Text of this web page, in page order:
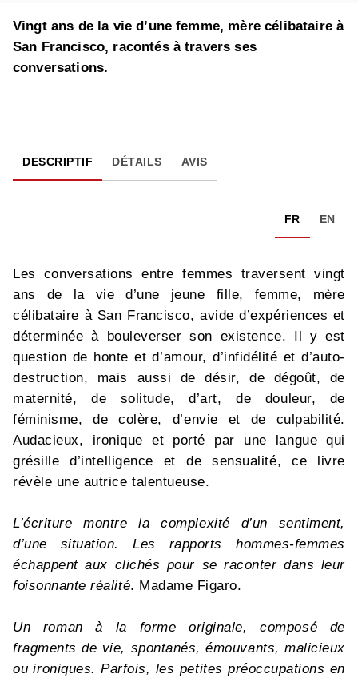
Vingt ans de la vie d’une femme, mère célibataire à
San Francisco, racontés à travers ses
conversations.
DESCRIPTIF DÉTAILS AVIS
FR EN
Les conversations entre femmes traversent vingt
ans de la vie d’une jeune fille, femme, mère
célibataire à San Francisco, avide d’expériences et
déterminée à bouleverser son existence. Il y est
question de honte et d’amour, d’infidélité et d’auto-
destruction, mais aussi de désir, de dégoût, de
maternité, de solitude, d’art, de douleur, de
féminisme, de colère, d’envie et de culpabilité.
Audacieux, ironique et porté par une langue qui
grésille d’intelligence et de sensualité, ce livre
révèle une autrice talentueuse.
L’écriture montre la complexité d’un sentiment,
d’une situation. Les rapports hommes-femmes
échappent aux clichés pour se raconter dans leur
foisonnante réalité. Madame Figaro.
Un roman à la forme originale, composé de
fragments de vie, spontanés, émouvants, malicieux
ou ironiques. Parfois, les petites préoccupations en